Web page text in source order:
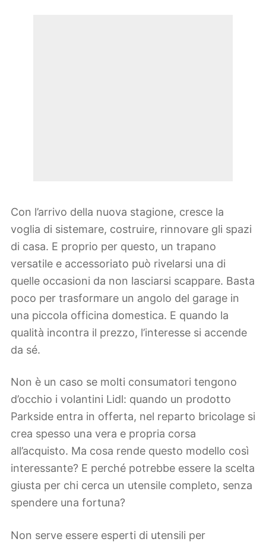
Con l’arrivo della nuova stagione, cresce la
voglia di sistemare, costruire, rinnovare gli spazi
di casa. E proprio per questo, un trapano
versatile e accessoriato può rivelarsi una di
quelle occasioni da non lasciarsi scappare. Basta
poco per trasformare un angolo del garage in
una piccola officina domestica. E quando la
qualità incontra il prezzo, l’interesse si accende
da sé.
Non è un caso se molti consumatori tengono
d’occhio i volantini Lidl: quando un prodotto
Parkside entra in offerta, nel reparto bricolage si
crea spesso una vera e propria corsa
all’acquisto. Ma cosa rende questo modello così
interessante? E perché potrebbe essere la scelta
giusta per chi cerca un utensile completo, senza
spendere una fortuna?
Non serve essere esperti di utensili per